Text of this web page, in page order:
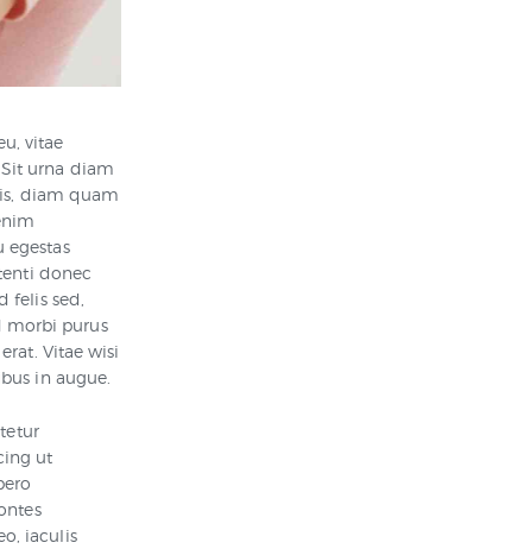
vitae
urna diam
diam quam
donec
felis sed,
morbi purus
Vitae wisi
in augue.
ut
iaculis